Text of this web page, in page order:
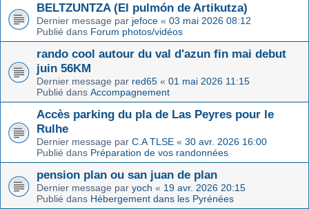
BELTZUNTZA (El pulmón de Artikutza)
Dernier message par jefoce « 03 mai 2026 08:12
Publié dans Forum photos/vidéos
rando cool autour du val d'azun fin mai debut
juin 56KM
Dernier message par red65 « 01 mai 2026 11:15
Publié dans Accompagnement
Accès parking du pla de Las Peyres pour le
Rulhe
Dernier message par C.A TLSE « 30 avr. 2026 16:00
Publié dans Préparation de vos randonnées
pension plan ou san juan de plan
Dernier message par yoch « 19 avr. 2026 20:15
Publié dans Hébergement dans les Pyrénées